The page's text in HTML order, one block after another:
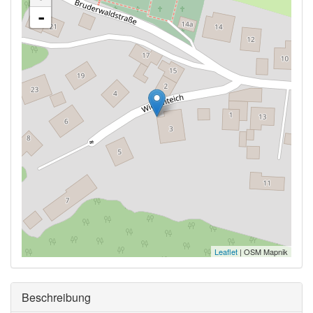
-
Leaflet | OSM Mapnik
Ausblenden
Beschreibung